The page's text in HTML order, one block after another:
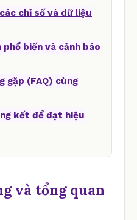
chỉ số và dữ liệu
phổ biến và cảnh báo
gặp (FAQ) cùng
kết để đạt hiệu
và tổng quan